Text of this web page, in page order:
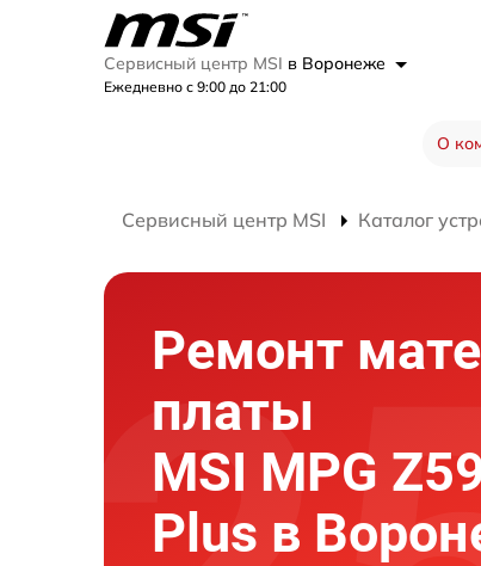
Сервисный центр MSI в Воронеже
Ежедневно с 9:00 до 21:00
О
Сервисный центр MSI Каталог
Ремонт
платы
MSI MPG
Plus в